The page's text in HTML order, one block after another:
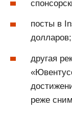
посты в
долларов;
другая
реже